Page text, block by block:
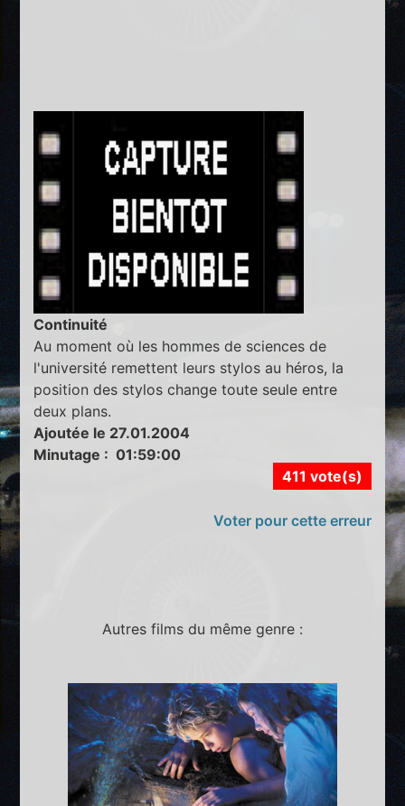
Continuité
Au moment où les hommes de sciences de
l'université remettent leurs stylos au héros, la
position des stylos change toute seule entre
deux plans.
Ajoutée le 27.01.2004
Minutage : 01:59:00
411 vote(s)
Voter pour cette erreur
Autres films du même genre :